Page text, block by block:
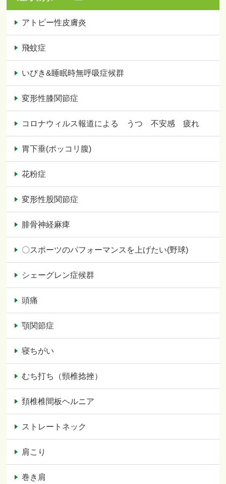
アトピー性皮膚炎
飛蚊症
いびき&睡眠時無呼吸症候群
変形性膝関節症
コロナウィルス報道による うつ 不安感 疲れ
胃下垂(ポッコリ腹)
花粉症
変形性股関節症
腓骨神経麻痺
〇スポーツのパフォーマンスを上げたい(野球)
シェーグレン症候群
頭痛
顎関節症
寝ちがい
むち打ち（頸椎捻挫）
頚椎椎間板ヘルニア
ストレートネック
肩こり
巻き肩